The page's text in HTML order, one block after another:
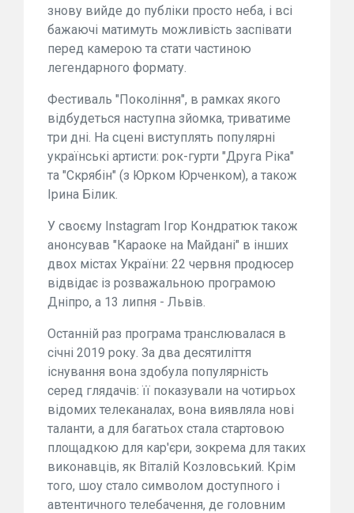
знову вийде до публіки просто неба, і всі
бажаючі матимуть можливість заспівати
перед камерою та стати частиною
легендарного формату.
Фестиваль "Покоління", в рамках якого
відбудеться наступна зйомка, триватиме
три дні. На сцені виступлять популярні
українські артисти: рок-гурти "Друга Ріка"
та "Скрябін" (з Юрком Юрченком), а також
Ірина Білик.
У своєму Instagram Ігор Кондратюк також
анонсував "Караоке на Майдані" в інших
двох містах України: 22 червня продюсер
відвідає із розважальною програмою
Дніпро, а 13 липня - Львів.
Останній раз програма транслювалася в
січні 2019 року. За два десятиліття
існування вона здобула популярність
серед глядачів: її показували на чотирьох
відомих телеканалах, вона виявляла нові
таланти, а для багатьох стала стартовою
площадкою для кар'єри, зокрема для таких
виконавців, як Віталій Козловський. Крім
того, шоу стало символом доступного і
автентичного телебачення, де головним